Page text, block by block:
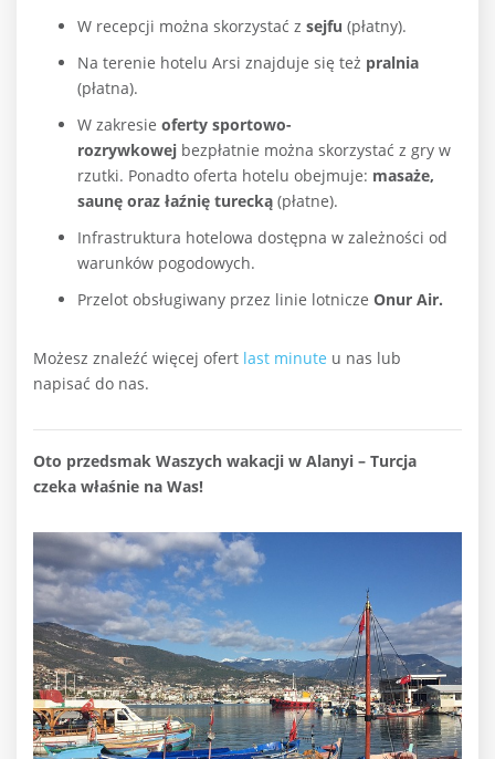
W recepcji można skorzystać z sejfu (płatny).
Na terenie hotelu Arsi znajduje się też pralnia
(płatna).
W zakresie oferty sportowo-
rozrywkowej bezpłatnie można skorzystać z gry w
rzutki. Ponadto oferta hotelu obejmuje: masaże,
saunę oraz łaźnię turecką (płatne).
Infrastruktura hotelowa dostępna w zależności od
warunków pogodowych.
Przelot obsługiwany przez linie lotnicze Onur Air.
Możesz znaleźć więcej ofert last minute u nas lub
napisać do nas.
Oto przedsmak Waszych wakacji w Alanyi – Turcja
czeka właśnie na Was!